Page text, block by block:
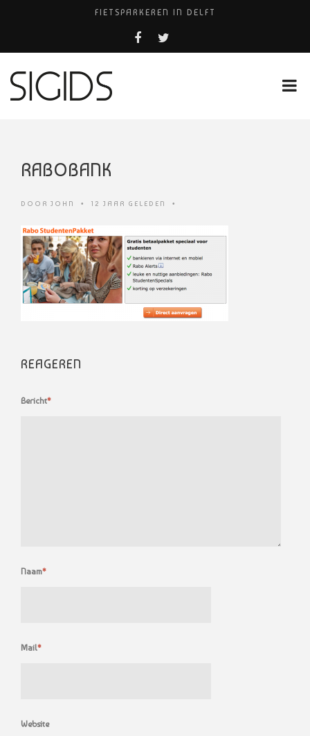
FIETSPARKEREN IN DELFT
PIZZERIA POMPEÏ ￼
COCKTAILS ON THE SPOT!
RABOBANK
DOOR JOHN • 12 JAAR GELEDEN •
REAGEREN
Bericht*
Naam*
Mail*
Website